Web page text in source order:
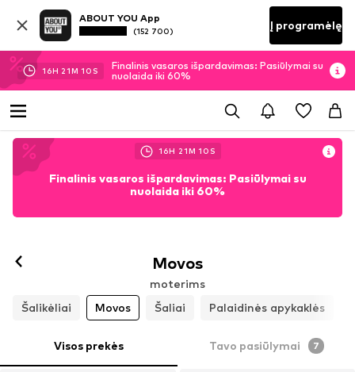
ABOUT YOU App
(152 700) Į programėlę
16H 21M 09 S
Finalinis vasaros išpardavimas: Pasiūlymai su
nuolaida iki 60%
16H 21M 09 S
Finalinis vasaros išpardavimas: Pasiūlymai su
nuolaida iki 60%
Movos
moterims
Šalikėliai
Movos Šaliai Palaidinės apykaklės
Visos prekės Tavo pasiūlymai 7